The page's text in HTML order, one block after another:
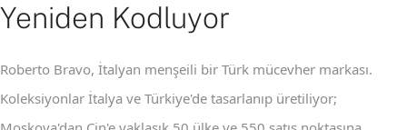
Yeniden Kodluyor
Roberto Bravo, İtalyan menşeili bir Türk mücevher markası.
Koleksiyonlar İtalya ve Türkiye'de tasarlanıp üretiliyor;